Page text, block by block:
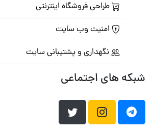
طراحی فروشگاه اینترنتی
امنیت وب سایت
نگهداری و پشتیبانی سایت
شبکه های اجتماعی